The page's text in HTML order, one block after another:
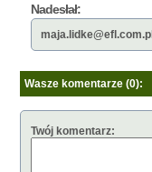
Nadesłał:
maja.lidke@efl.com.pl
Wasze komentarze (0):
Twój komentarz: